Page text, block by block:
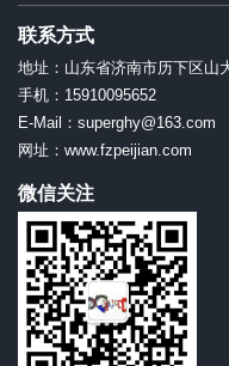
联系方式
地址：山东省济南市历下区山
手机：15910095652
E-Mail：superghy@163.com
网址：www.fzpeijian.com
微信关注